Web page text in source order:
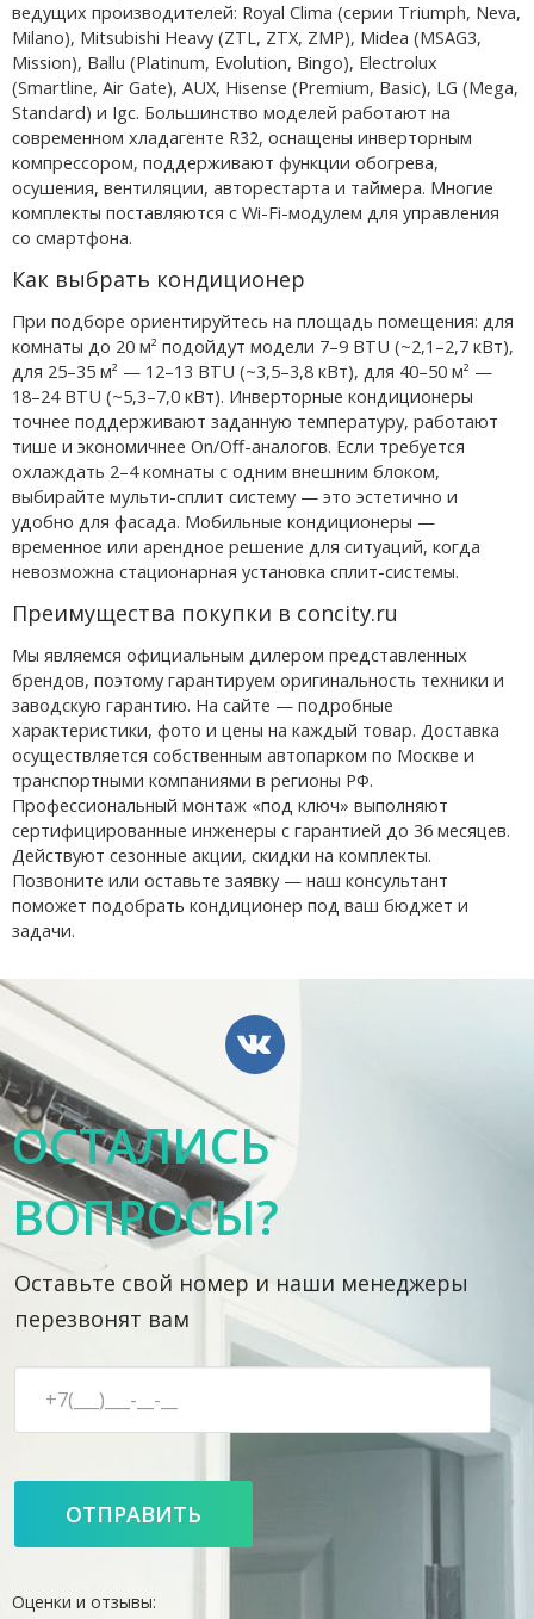
ведущих производителей: Royal Clima (серии Triumph, Neva,
Milano), Mitsubishi Heavy (ZTL, ZTX, ZMP), Midea (MSAG3,
Mission), Ballu (Platinum, Evolution, Bingo), Electrolux
(Smartline, Air Gate), AUX, Hisense (Premium, Basic), LG (Mega,
Standard) и Igc. Большинство моделей работают на
современном хладагенте R32, оснащены инверторным
компрессором, поддерживают функции обогрева,
осушения, вентиляции, авторестарта и таймера. Многие
комплекты поставляются с Wi-Fi-модулем для управления
со смартфона.
Как выбрать кондиционер
При подборе ориентируйтесь на площадь помещения: для
комнаты до 20 м² подойдут модели 7–9 BTU (~2,1–2,7 кВт),
для 25–35 м² — 12–13 BTU (~3,5–3,8 кВт), для 40–50 м² —
18–24 BTU (~5,3–7,0 кВт). Инверторные кондиционеры
точнее поддерживают заданную температуру, работают
тише и экономичнее On/Off-аналогов. Если требуется
охлаждать 2–4 комнаты с одним внешним блоком,
выбирайте мульти-сплит систему — это эстетично и
удобно для фасада. Мобильные кондиционеры —
временное или арендное решение для ситуаций, когда
невозможна стационарная установка сплит-системы.
Преимущества покупки в concity.ru
Мы являемся официальным дилером представленных
брендов, поэтому гарантируем оригинальность техники и
заводскую гарантию. На сайте — подробные
характеристики, фото и цены на каждый товар. Доставка
осуществляется собственным автопарком по Москве и
транспортными компаниями в регионы РФ.
Профессиональный монтаж «под ключ» выполняют
сертифицированные инженеры с гарантией до 36 месяцев.
Действуют сезонные акции, скидки на комплекты.
Позвоните или оставьте заявку — наш консультант
поможет подобрать кондиционер под ваш бюджет и
задачи.
ОСТАЛИСЬ
ВОПРОСЫ?
Оставьте свой номер и наши менеджеры
перезвонят вам
Оценки и отзывы: